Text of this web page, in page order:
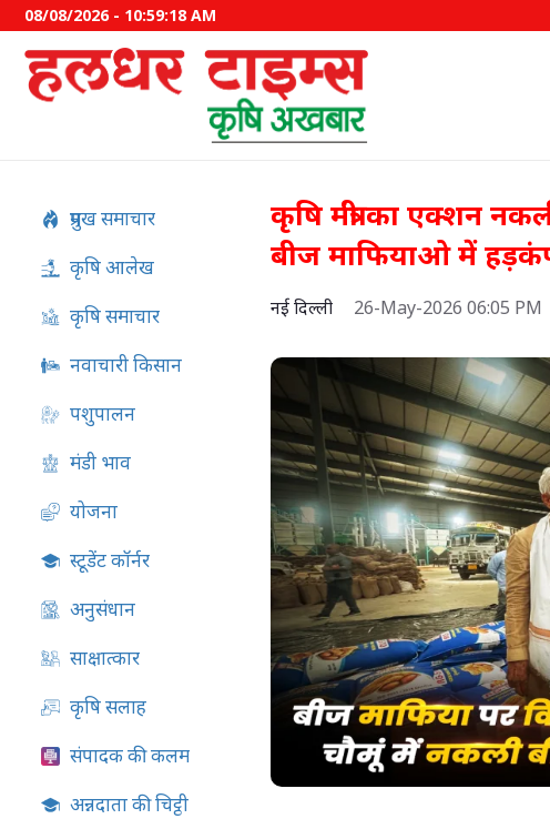
08/08/2026 - 10:59:19 AM
प्रमुख समाचार
कृषि आलेख
कृषि समाचार
नवाचारी किसान
पशुपालन
मंडी भाव
योजना
स्टूडेंट कॉर्नर
अनुसंधान
साक्षात्कार
कृषि सलाह
संपादक की कलम
अन्नदाता की चिट्ठी
कृषि मंत्री का एक्शन
बीज माफियाओ में
नई दिल्ली 26-May-2026 06:05 PM
इफको-एमसी ने बाजार उतारे दो नए
07-Aug-2026 05:02 PM